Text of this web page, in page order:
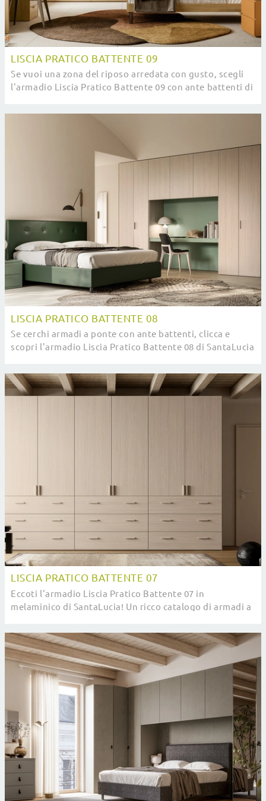
LISCIA PRATICO BATTENTE 09
Se vuoi una zona del riposo arredata con gusto, scegli
l'armadio Liscia Pratico Battente 09 con ante battenti di
LISCIA PRATICO BATTENTE 08
Se cerchi armadi a ponte con ante battenti, clicca e
scopri l'armadio Liscia Pratico Battente 08 di SantaLucia
LISCIA PRATICO BATTENTE 07
Eccoti l'armadio Liscia Pratico Battente 07 in
melaminico di SantaLucia! Un ricco catalogo di armadi a